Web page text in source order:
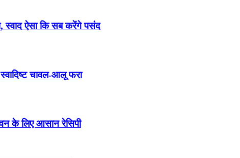
स्वाद ऐसा कि सब करेंगे पसंद
स्वादिष्ट चावल-आलू फरा
के लिए आसान रेसिपी